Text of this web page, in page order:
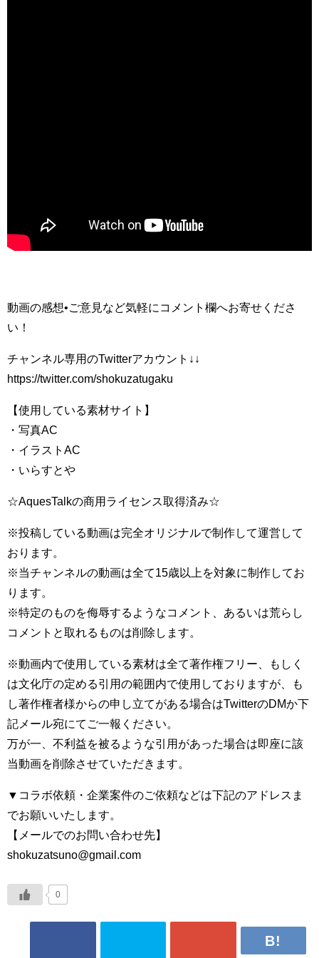
動画の感想•ご意見など気軽にコメント欄へお寄せくださ
い！
チャンネル専用のTwitterアカウント↓↓
https://twitter.com/shokuzatugaku
【使用している素材サイト】
・写真AC
・イラストAC
・いらすとや
☆AquesTalkの商用ライセンス取得済み☆
※投稿している動画は完全オリジナルで制作して運営して
おります。
※当チャンネルの動画は全て15歳以上を対象に制作してお
ります。
※特定のものを侮辱するようなコメント、あるいは荒らし
コメントと取れるものは削除します。
※動画内で使用している素材は全て著作権フリー、もしく
は文化庁の定める引用の範囲内で使用しておりますが、も
し著作権者様からの申し立てがある場合はTwitterのDMか下
記メール宛にてご一報ください。
万が一、不利益を被るような引用があった場合は即座に該
当動画を削除させていただきます。
▼コラボ依頼・企業案件のご依頼などは下記のアドレスま
でお願いいたします。
【メールでのお問い合わせ先】
shokuzatsuno@gmail.com
0